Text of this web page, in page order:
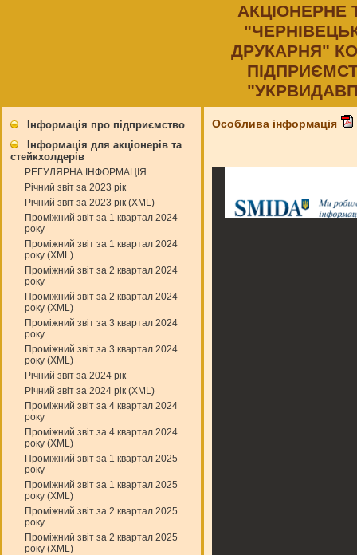
АКЦIОНЕРНЕ
ДРУКАРНЯ"
Інформація про підприємство
Інформація для акціонерів та
стейкхолдерів
РЕГУЛЯРНА ІНФОРМАЦІЯ
Річний звіт за 2023 рік
Річний звіт за 2023 рік (XML)
Проміжний звіт за 1 квартал 2024
року
Проміжний звіт за 1 квартал 2024
року (XML)
Проміжний звіт за 2 квартал 2024
року
Проміжний звіт за 2 квартал 2024
року (XML)
Проміжний звіт за 3 квартал 2024
року
Проміжний звіт за 3 квартал 2024
року (XML)
Річний звіт за 2024 рік
Річний звіт за 2024 рік (XML)
Проміжний звіт за 4 квартал 2024
року
Проміжний звіт за 4 квартал 2024
року (XML)
Проміжний звіт за 1 квартал 2025
року
Проміжний звіт за 1 квартал 2025
року (XML)
Проміжний звіт за 2 квартал 2025
року
Проміжний звіт за 2 квартал 2025
року (XML)
Особлива інформація